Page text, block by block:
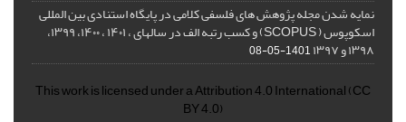
نمایه شدن مجله پژوهش های فلسفی کلامی در پایگاه استنادی بین المللی
اسکوپوس ( SCOPUS) و کسب رتبه الف در سالهای ، ۱۴۰۱ ، ۱۴۰۰، ۱۳۹۹،
۱۳۹۸ و ۱۳۹۷ 1401-05-08
This work is licensed under aAttribution 4.0 International(CC
BY 4.0)